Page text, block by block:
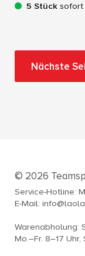
5 Stück sofort
Nächste
© 2026
Service-Hotline:
E-Mail:
Warenabholung:
Mo.–Fr. 8–17